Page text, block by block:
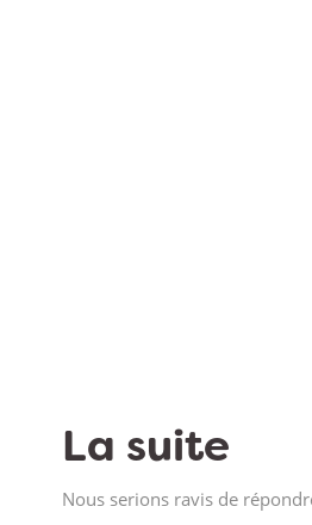
La suite
Nous serions ravis de